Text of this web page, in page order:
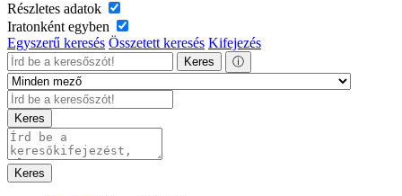
Részletes adatok
Iratonként egyben
Egyszerű keresés Összetett keresés Kifejezés
Keres ⓘ
Keres
Keres